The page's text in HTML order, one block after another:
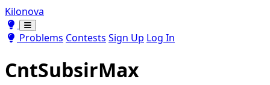
Kilonova
Toggle theme
Toggle theme
Problems Contests Sign Up Log In
CntSubsirMax